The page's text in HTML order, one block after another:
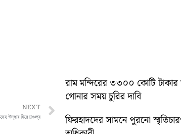
NEXT
উদ্ধার ঘিরে চাঞ্চল্য Next
রাম মন্দিরের ৩৩০০ কোটি
গোনার সময় চুরির দাবি
ফিরহাদদের সামনে পুরনো